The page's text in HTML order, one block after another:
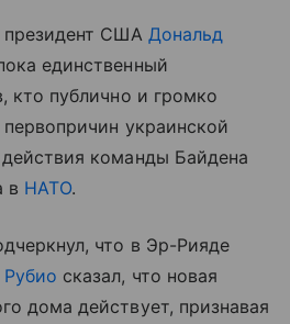
президент США Дональд
единственный
кто публично и громко
украинской
команды Байдена
в НАТО.
что в Эр-Рияде
сказал, что новая
дома действует, признавая